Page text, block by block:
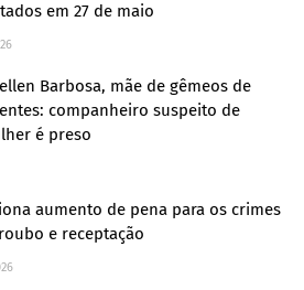
em 27 de maio
Barbosa, mãe de gêmeos de
companheiro suspeito de
é preso
aumento de pena para os crimes
e receptação